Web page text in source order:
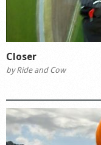
Closer
byRide and Cow